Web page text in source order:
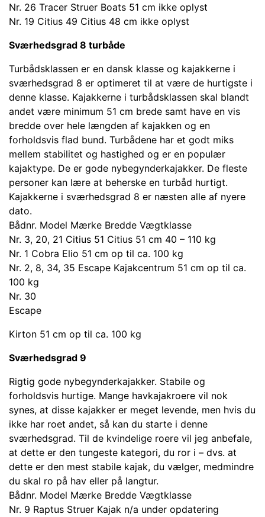
Nr. 26 Tracer Struer Boats 51 cm ikke oplyst
Nr. 19 Citius 49 Citius 48 cm ikke oplyst
Sværhedsgrad 8 turbåde
Turbådsklassen er en dansk klasse og kajakkerne i
sværhedsgrad 8 er optimeret til at være de hurtigste i
denne klasse. Kajakkerne i turbådsklassen skal blandt
andet være minimum 51 cm brede samt have en vis
bredde over hele længden af kajakken og en
forholdsvis flad bund. Turbådene har et godt miks
mellem stabilitet og hastighed og er en populær
kajaktype. De er gode nybegynderkajakker. De fleste
personer kan lære at beherske en turbåd hurtigt.
Kajakkerne i sværhedsgrad 8 er næsten alle af nyere
dato.
Bådnr. Model Mærke Bredde Vægtklasse
Nr. 3, 20, 21 Citius 51 Citius 51 cm 40 – 110 kg
Nr. 1 Cobra Elio 51 cm op til ca. 100 kg
Nr. 2, 8, 34, 35 Escape Kajakcentrum 51 cm op til ca.
100 kg
Nr. 30
Escape
Kirton 51 cm op til ca. 100 kg
Sværhedsgrad 9
Rigtig gode nybegynderkajakker. Stabile og
forholdsvis hurtige. Mange havkajakroere vil nok
synes, at disse kajakker er meget levende, men hvis du
ikke har roet andet, så kan du starte i denne
sværhedsgrad. Til de kvindelige roere vil jeg anbefale,
at dette er den tungeste kategori, du ror i – dvs. at
dette er den mest stabile kajak, du vælger, medmindre
du skal ro på hav eller på langtur.
Bådnr. Model Mærke Bredde Vægtklasse
Nr. 9 Raptus Struer Kajak n/a under opdatering